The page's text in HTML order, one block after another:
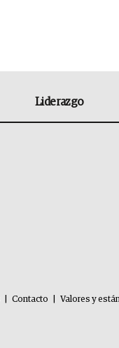
Liderazgo
Contacto Valores y